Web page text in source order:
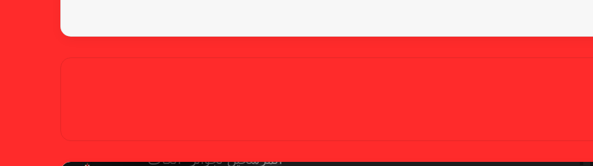
بسبب تصريحات مهينة.. إيقاف حكم
حضور عربي قوي في قائمة
المرشحين لجوائز “الكاف”